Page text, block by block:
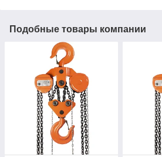
Подобные товары компании